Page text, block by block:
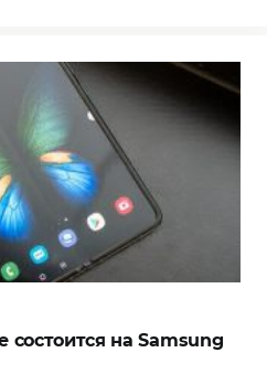
состоится на Samsung